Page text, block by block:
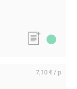
7,10 € / p